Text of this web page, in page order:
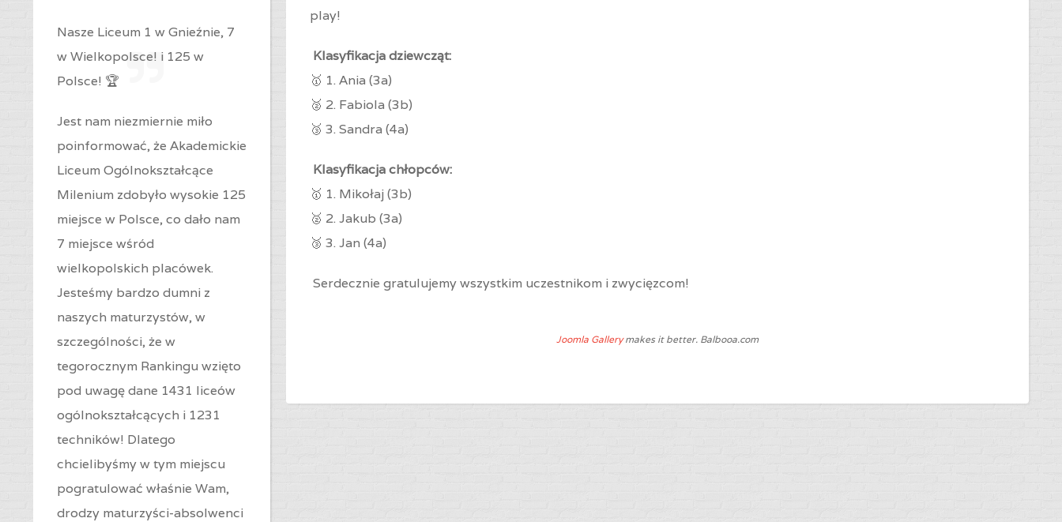
play!
Klasyfikacja dziewcząt:
🥇 1. Ania (3a)
🥈 2. Fabiola (3b)
🥉 3. Sandra (4a)
Klasyfikacja chłopców:
🥇 1. Mikołaj (3b)
🥈 2. Jakub (3a)
🥉 3. Jan (4a)
Serdecznie gratulujemy wszystkim uczestnikom i zwycięzcom!
Joomla Gallerymakes it better. Balbooa.com
Nasze Liceum 1 w Gnieźnie, 7
w Wielkopolsce! i 125 w
Polsce! 🏆
Jest nam niezmiernie miło
poinformować, że Akademickie
Liceum Ogólnokształcące
Milenium zdobyło wysokie 125
miejsce w Polsce, co dało nam
7 miejsce wśród
wielkopolskich placówek.
Jesteśmy bardzo dumni z
naszych maturzystów, w
szczególności, że w
tegorocznym Rankingu wzięto
pod uwagę dane 1431 liceów
ogólnokształcących i 1231
techników! Dlatego
chcielibyśmy w tym miejscu
pogratulować właśnie Wam,
drodzy maturzyści-absolwenci